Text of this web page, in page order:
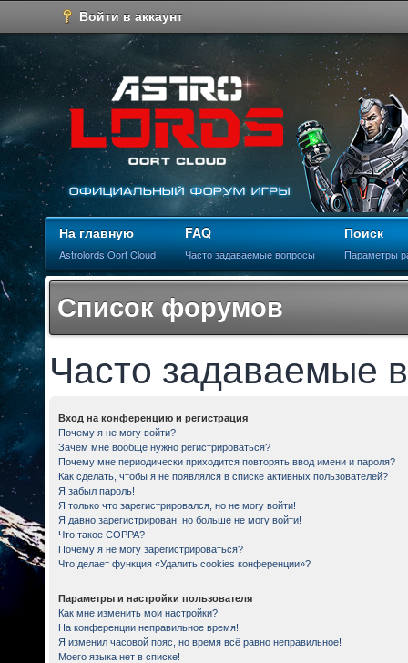
Войти в аккаунт
На главную
Astrolords Oort Cloud
FAQ
Часто задаваемые вопросы
Поиск
Параметры
Список форумов
Часто задаваемые
Вход на конференцию и регистрация
Почему я не могу войти?
Зачем мне вообще нужно регистрироваться?
Почему мне периодически приходится повторять ввод имени и пароля?
Как сделать, чтобы я не появлялся в списке активных пользователей?
Я забыл пароль!
Я только что зарегистрировался, но не могу войти!
Я давно зарегистрирован, но больше не могу войти!
Что такое COPPA?
Почему я не могу зарегистрироваться?
Что делает функция «Удалить cookies конференции»?
Параметры и настройки пользователя
Как мне изменить мои настройки?
На конференции неправильное время!
Я изменил часовой пояс, но время всё равно неправильное!
Моего языка нет в списке!